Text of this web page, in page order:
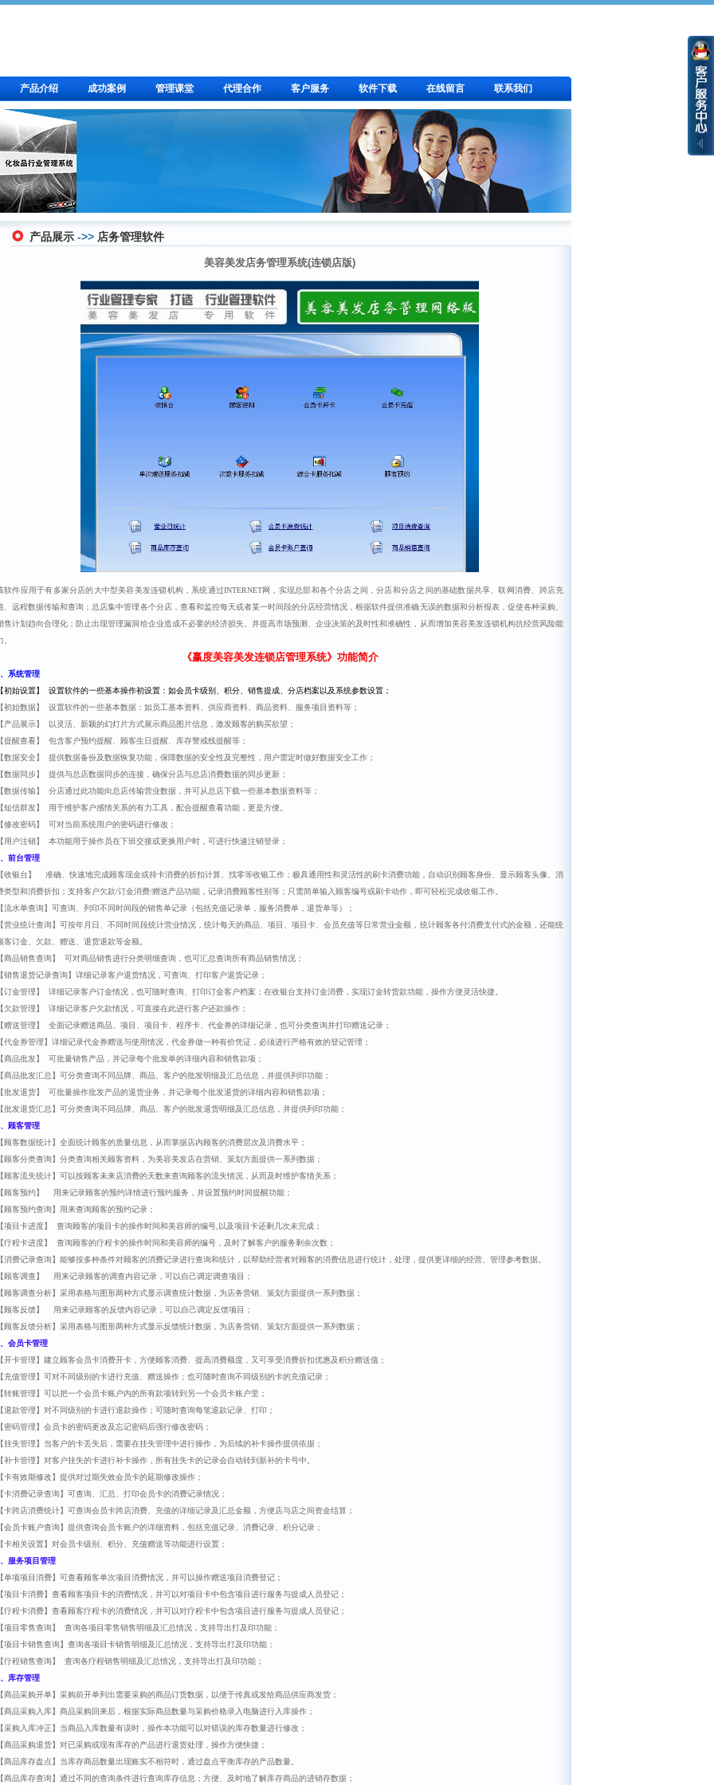
产品介绍 成功案例 管理课堂 代理合作 客户服务 软件下载 在线留言 联系我们
产品展示 ->> 店务管理软件
美容美发店务管理系统(连锁店版)
软件应用于有多家分店的大中型美容美发连锁机构，系统通过INTERNET网，实现总部和各个分店之间，分店和分店之间的基础数据共享、联网消费、跨店充
、远程数据传输和查询；总店集中管理各个分店，查看和监控每天或者某一时间段的分店经营情况，根据软件提供准确无误的数据和分析报表，促使各种采购、
售计划趋向合理化；防止出现管理漏洞给企业造成不必要的经济损失。并提高市场预测、企业决策的及时性和准确性，从而增加美容美发连锁机构抗经营风险能
。
《赢度美容美发连锁店管理系统》 功能简介
、系统管理
初始设置】 设置软件的一些基本操作初设置：如会员卡级别、积分、销售提成、分店档案以及系统参数设置；
初始数据】 设置软件的一些基本数据：如员工基本资料、供应商资料、商品资料、服务项目资料等；
产品展示】 以灵活、新颖的幻灯片方式展示商品图片信息，激发顾客的购买欲望；
提醒查看】 包含客户预约提醒、顾客生日提醒、库存警戒线提醒等；
数据安全】 提供数据备份及数据恢复功能，保障数据的安全性及完整性，用户需定时做好数据安全工作；
数据同步】 提供与总店数据同步的连接，确保分店与总店消费数据的同步更新；
数据传输】 分店通过此功能向总店传输营业数据，并可从总店下载一些基本数据资料等；
短信群发】 用于维护客户感情关系的有力工具，配合提醒查看功能，更是方便。
修改密码】 可对当前系统用户的密码进行修改；
用户注销】 本功能用于操作员在下班交接或更换用户时，可进行快速注销登录；
、前台管理
收银台】 准确、快速地完成顾客现金或持卡消费的折扣计算、找零等收银工作；极具通用性和灵活性的刷卡消费功能，自动识别顾客身份、显示顾客头像、消
类型和消费折扣；支持客户欠款/订金消费/赠送产品功能，记录消费顾客性别等；只需简单输入顾客编号或刷卡动作，即可轻松完成收银工作。
流水单查询】可查询、列印不同时间段的销售单记录（包括充值记录单，服务消费单，退货单等）；
营业统计查询】可按年月日、不同时间段统计营业情况，统计每天的商品、项目、项目卡、会员充值等日常营业金额，统计顾客各付消费支付式的金额，还能统
客订金、欠款、赠送、退货退款等金额。
商品销售查询】 可对商品销售进行分类明细查询，也可汇总查询所有商品销售情况；
销售退货记录查询】详细记录客户退货情况，可查询、打印客户退货记录；
订金管理】 详细记录客户订金情况，也可随时查询、打印订金客户档案；在收银台支持订金消费，实现订金转货款功能，操作方便灵活快捷。
欠款管理】 详细记录客户欠款情况，可直接在此进行客户还款操作；
赠送管理】 全面记录赠送商品、项目、项目卡、程序卡、代金券的详细记录，也可分类查询并打印赠送记录；
代金券管理】详细记录代金券赠送与使用情况，代金券做一种有价凭证，必须进行严格有效的登记管理；
商品批发】 可批量销售产品，并记录每个批发单的详细内容和销售款项；
商品批发汇总】可分类查询不同品牌、商品、客户的批发明细及汇总信息，并提供列印功能；
批发退货】 可批量操作批发产品的退货业务，并记录每个批发退货的详细内容和销售款项；
批发退货汇总】可分类查询不同品牌、商品、客户的批发退货明细及汇总信息，并提供列印功能；
、顾客管理
顾客数据统计】全面统计顾客的质量信息，从而掌据店内顾客的消费层次及消费水平；
顾客分类查询】分类查询相关顾客资料，为美容美发店在营销、策划方面提供一系列数据；
顾客流失统计】可以按顾客未来店消费的天数来查询顾客的流失情况，从而及时维护客情关系；
顾客预约】 用来记录顾客的预约详情进行预约服务，并设置预约时间提醒功能；
顾客预约查询】用来查询顾客的预约记录；
项目卡进度】 查询顾客的项目卡的操作时间和美容师的编号,以及项目卡还剩几次未完成；
疗程卡进度】 查询顾客的疗程卡的操作时间和美容师的编号，及时了解客户的服务剩余次数；
消费记录查询】能够按多种条件对顾客的消费记录进行查询和统计，以帮助经营者对顾客的消费信息进行统计，处理，提供更详细的经营、管理参考数据。
顾客调查】 用来记录顾客的调查内容记录，可以自己调定调查项目；
顾客调查分析】采用表格与图形两种方式显示调查统计数据，为店务营销、策划方面提供一系列数据；
顾客反馈】 用来记录顾客的反馈内容记录，可以自己调定反馈项目；
顾客反馈分析】采用表格与图形两种方式显示反馈统计数据，为店务营销、策划方面提供一系列数据；
、会员卡管理
开卡管理】建立顾客会员卡消费开卡，方便顾客消费、提高消费额度，又可享受消费折扣优惠及积分赠送值；
充值管理】可对不同级别的卡进行充值、赠送操作；也可随时查询不同级别的卡的充值记录；
转账管理】可以把一个会员卡账户内的所有款项转到另一个会员卡账户里；
退款管理】对不同级别的卡进行退款操作；可随时查询每笔退款记录、打印；
密码管理】会员卡的密码更改及忘记密码后强行修改密码；
挂失管理】当客户的卡丢失后，需要在挂失管理中进行操作，为后续的补卡操作提供依据；
补卡管理】对客户挂失的卡进行补卡操作，所有挂失卡的记录会自动转到新补的卡号中。
卡有效期修改】提供对过期失效会员卡的延期修改操作；
卡消费记录查询】可查询、汇总、打印会员卡的消费记录情况；
卡跨店消费统计】可查询会员卡跨店消费、充值的详细记录及汇总金额，方便店与店之间资金结算；
会员卡账户查询】提供查询会员卡账户的详细资料，包括充值记录、消费记录、积分记录；
卡相关设置】对会员卡级别、积分、充值赠送等功能进行设置；
、服务项目管理
单项项目消费】可查看顾客单次项目消费情况，并可以操作赠送项目消费登记；
项目卡消费】查看顾客项目卡的消费情况，并可以对项目卡中包含项目进行服务与提成人员登记；
疗程卡消费】查看顾客疗程卡的消费情况，并可以对疗程卡中包含项目进行服务与提成人员登记；
项目零售查询】 查询各项目零售销售明细及汇总情况，支持导出打及印功能；
项目卡销售查询】查询各项目卡销售明细及汇总情况，支持导出打及印功能；
疗程销售查询】 查询各疗程销售明细及汇总情况，支持导出打及印功能；
、库存管理
商品采购开单】采购前开单列出需要采购的商品订货数据，以便于传真或发给商品供应商发货；
商品采购入库】商品采购回来后，根据实际商品数量与采购价格录入电脑进行入库操作；
采购入库冲正】当商品入库数量有误时，操作本功能可以对错误的库存数量进行修改；
商品采购退货】对已采购或现有库存的产品进行退货处理，操作方便快捷；
商品库存盘点】当库存商品数量出现账实不相符时，通过盘点平衡库存的产品数量。
商品库存查询】通过不同的查询条件进行查询库存信息；方便、及时地了解库存商品的进销存数据；